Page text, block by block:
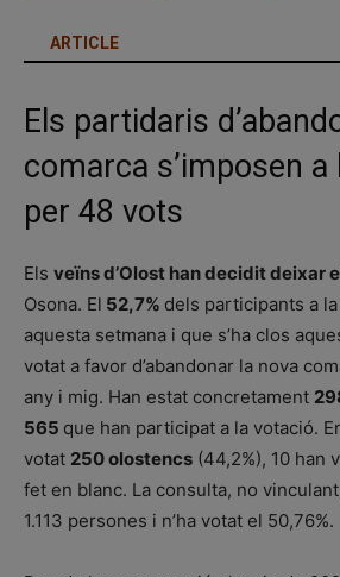
ARTICLE
Els partidaris
comarca s’imposen
per 48 vots
Els veïns d’Olost han decidit deixar
Osona. El 52,7% dels participants a
aquesta setmana i que s’ha clos
votat a favor d’abandonar la nova
any i mig. Han estat concretament
565 que han participat a la votació.
votat 250 olostencs (44,2%), 10 han
fet en blanc. La consulta, no
1.113 persones i n’ha votat el 50,76%.